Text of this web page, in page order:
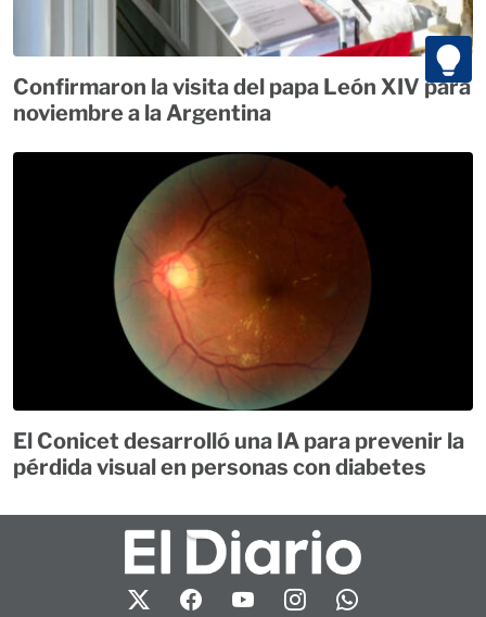
Confirmaron la visita del papa León XIV para
noviembre a la Argentina
El Conicet desarrolló una IA para prevenir la
pérdida visual en personas con diabetes